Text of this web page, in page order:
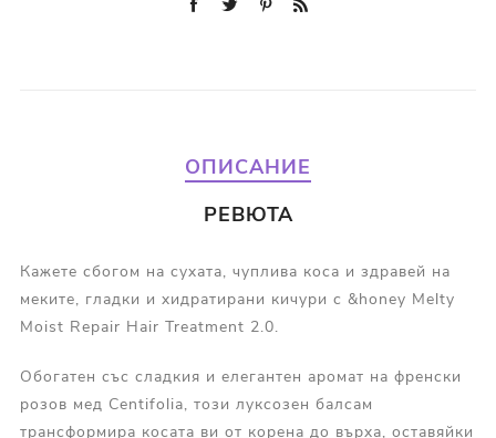
ОПИСАНИЕ
РЕВЮТА
Кажете сбогом на сухата, чуплива коса и здравей на
меките, гладки и хидратирани кичури с &honey Melty
Moist Repair Hair Treatment 2.0.
Обогатен със сладкия и елегантен аромат на френски
розов мед Centifolia, този луксозен балсам
трансформира косата ви от корена до върха, оставяйки